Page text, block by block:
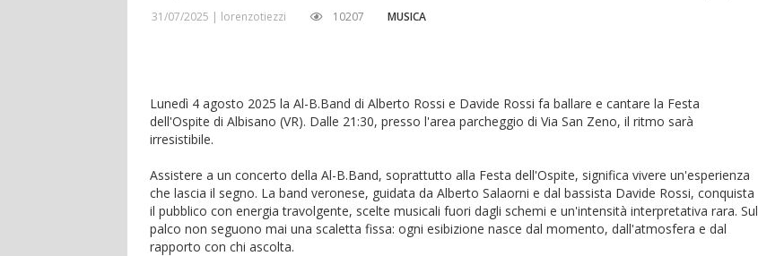
31/07/2025 | lorenzotiezzi 10207 MUSICA
Lunedì 4 agosto 2025 la Al-B.Band di Alberto Rossi e Davide Rossi fa ballare e cantare la Festa
dell'Ospite di Albisano (VR). Dalle 21:30, presso l'area parcheggio di Via San Zeno, il ritmo sarà
irresistibile.
Assistere a un concerto della Al-B.Band, soprattutto alla Festa dell'Ospite, significa vivere un'esperienza
che lascia il segno. La band veronese, guidata da Alberto Salaorni e dal bassista Davide Rossi, conquista
il pubblico con energia travolgente, scelte musicali fuori dagli schemi e un'intensità interpretativa rara. Sul
palco non seguono mai una scaletta fissa: ogni esibizione nasce dal momento, dall'atmosfera e dal
rapporto con chi ascolta.